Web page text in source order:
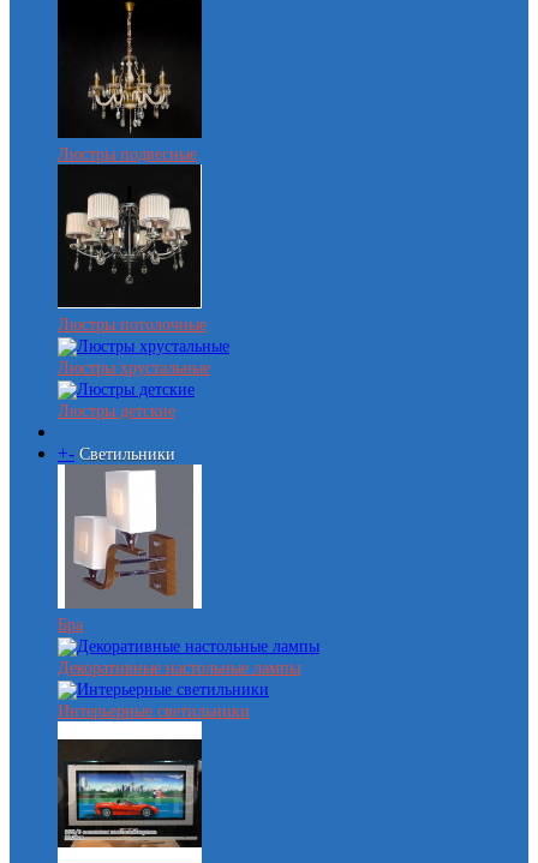
Люстры подвесные
Люстры потолочные
Люстры хрустальные
Люстры детские
+- Светильники
Бра
Декоративные настольные лампы
Интерьерные светильники